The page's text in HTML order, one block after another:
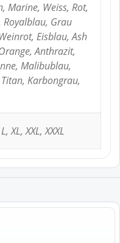
Marine, Weiss, Rot,
Royalblau, Grau
Eisblau, Ash
Anthrazit,
Malibublau,
Karbongrau,
XL, XXL, XXXL